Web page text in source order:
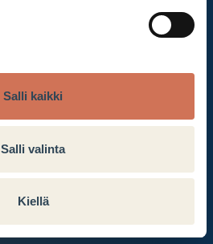
Salli kaikki
Salli valinta
Kiellä